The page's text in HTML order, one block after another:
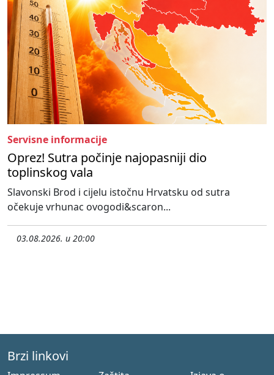
Servisne informacije
Oprez! Sutra počinje najopasniji dio
toplinskog vala
Slavonski Brod i cijelu istočnu Hrvatsku od sutra
očekuje vrhunac ovogodi&scaron...
03.08.2026. u 20:00
Brzi linkovi